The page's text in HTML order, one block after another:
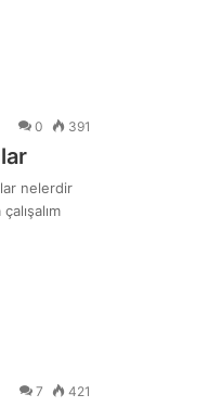
0 391
nelerdir
7 421